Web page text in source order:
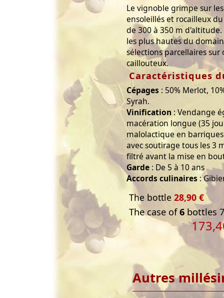
Le vignoble grimpe sur
ensoleillés et rocailleux
de 300 à 350 m d'altitude.
les plus hautes du
sélections parcellaires sur
caillouteux.
Caractéristiques
Cépages : 50% Merlot,
Syrah.
Vinification : Vendange
macération longue (35
malolactique en
avec soutirage tous les 3
filtré avant la mise en
Garde : De 5 à 10 ans
Accords culinaires :
The bottle 28,90 €
The case of6 bottles
Autres